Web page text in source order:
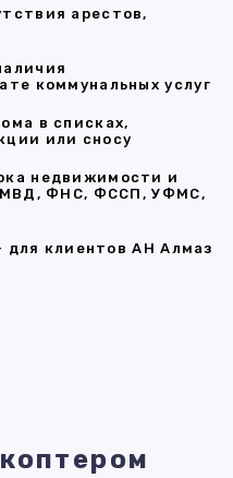
арестов,
коммунальных услуг
в списках,
или сносу
недвижимости и
МВД, ФНС, ФССП, УФМС,
клиентов АН Алмаз